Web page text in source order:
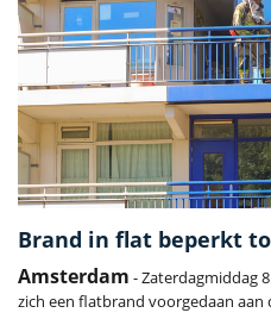
Brand in flat beperkt
Amsterdam - Zaterdagmiddag
zich een flatbrand voorgedaan aan